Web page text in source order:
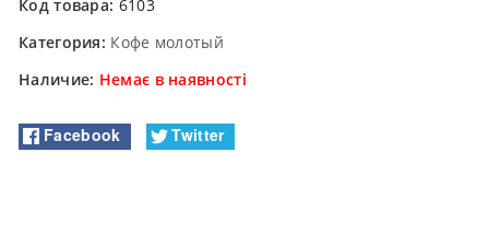
Код товара: 6103
Категория: Кофе молотый
Наличие: Немає в наявності
Facebook Twitter